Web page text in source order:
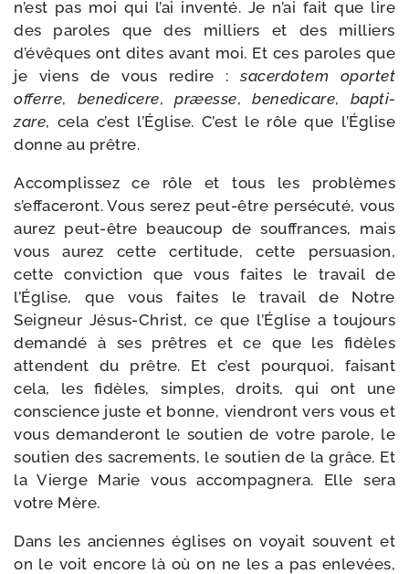
n’est pas moi qui l’ai inven­té. Je n’ai fait que lire
des paroles que des mil­liers et des mil­liers
d’évêques ont dites avant moi. Et ces paroles que
je viens de vous redire :sacer­do­tem opor­tet
offerre, bene­di­cere, præesse, bene­di­care, bap­ti­
zare, cela c’est l’Église. C’est le rôle que l’Église
donne au prêtre.
Accomplissez ce rôle et tous les pro­blèmes
s’effaceront. Vous serez peut-​être per­sé­cu­té, vous
aurez peut-​être beau­coup de souf­frances, mais
vous aurez cette cer­ti­tude, cette per­sua­sion,
cette convic­tion que vous faites le tra­vail de
l’Église, que vous faites le tra­vail de Notre
Seigneur Jésus-​Christ, ce que l’Église a tou­jours
deman­dé à ses prêtres et ce que les fidèles
attendent du prêtre. Et c’est pour­quoi, fai­sant
cela, les fidèles, simples, droits, qui ont une
conscience juste et bonne, vien­dront vers vous et
vous deman­de­ront le sou­tien de votre parole, le
sou­tien des sacre­ments, le sou­tien de la grâce. Et
la Vierge Marie vous accom­pa­gne­ra. Elle sera
votre Mère.
Dans les anciennes églises on voyait sou­vent et
on le voit encore là où on ne les a pas enle­vées,